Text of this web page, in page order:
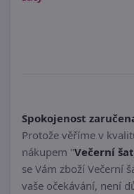
Spokojenost
Protože věříme v
nákupem "Večerní
se Vám zboží Večerní
vaše očekávání, není